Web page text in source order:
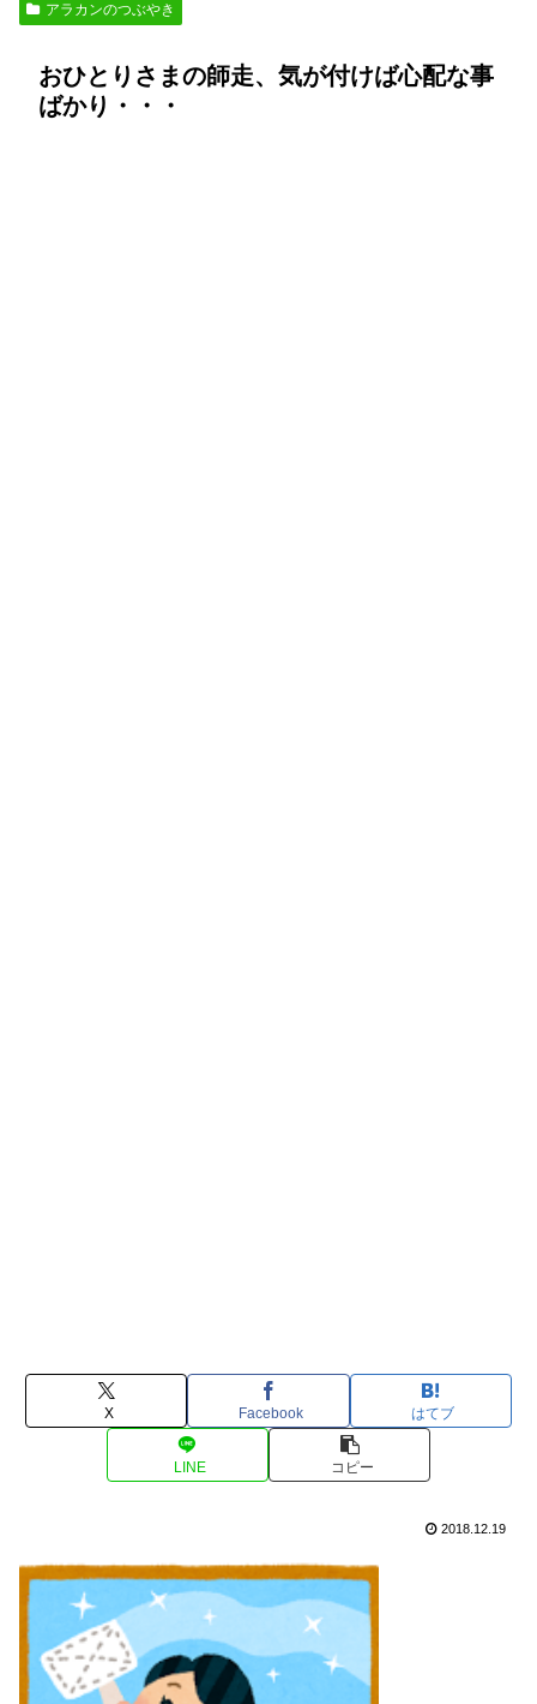
アラカンのつぶやき
おひとりさまの師走、気が付けば心配な事
ばかり・・・
X Facebook はてブ
LINE コピー
2018.12.19